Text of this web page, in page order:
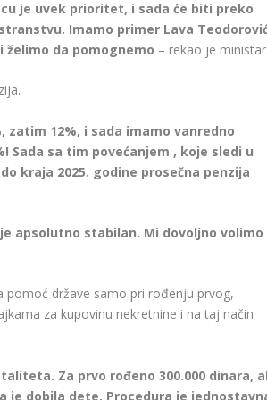
je uvek prioritet, i sada će biti preko
Imamo primer Lava
želimo da pomognemo – rekao je
zatim 12%, i sada imamo vanredno
Sada sa tim povećanjem , koje sledi u
kraja 2025. godine prosečna penzija
apsolutno stabilan. Mi dovoljno volimo
pomoć države samo pri rođenju prvog,
za kupovinu nekretnine i na taj način
Za prvo rođeno 300.000 dinara,
je dobila dete. Procedura je